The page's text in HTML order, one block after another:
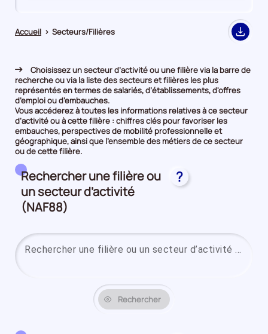
Accueil > Secteurs/Filières Export
Choisissez un secteur d’activité ou une filière via la barre de
recherche ou via la liste des secteurs et filières les plus
représentés en termes de salariés, d’établissements, d'offres
d’emploi ou d’embauches.
Vous accéderez à toutes les informations relatives à ce secteur
d’activité ou à cette filière : chiffres clés pour favoriser les
embauches, perspectives de mobilité professionnelle et
géographique, ainsi que l’ensemble des métiers de ce secteur
ou de cette filière.
Rechercher une filière ou
un secteur d’activité
(NAF88)
?
Rechercher